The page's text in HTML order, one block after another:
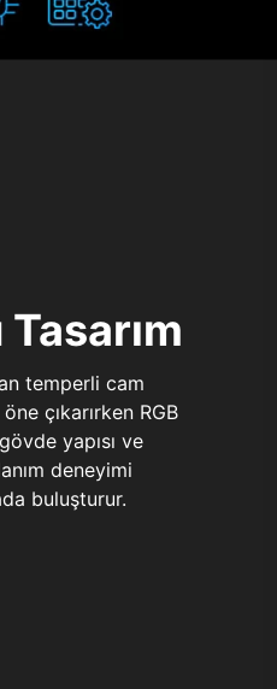
temperli cam
çıkarırken RGB
yapısı ve
deneyimi
buluşturur.